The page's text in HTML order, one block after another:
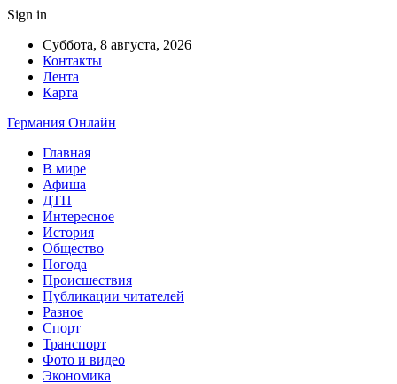
Sign in
Суббота, 8 августа, 2026
Контакты
Лента
Карта
Германия Онлайн
Главная
В мире
Афиша
ДТП
Интересное
История
Общество
Погода
Происшествия
Публикации читателей
Разное
Спорт
Транспорт
Фото и видео
Экономика